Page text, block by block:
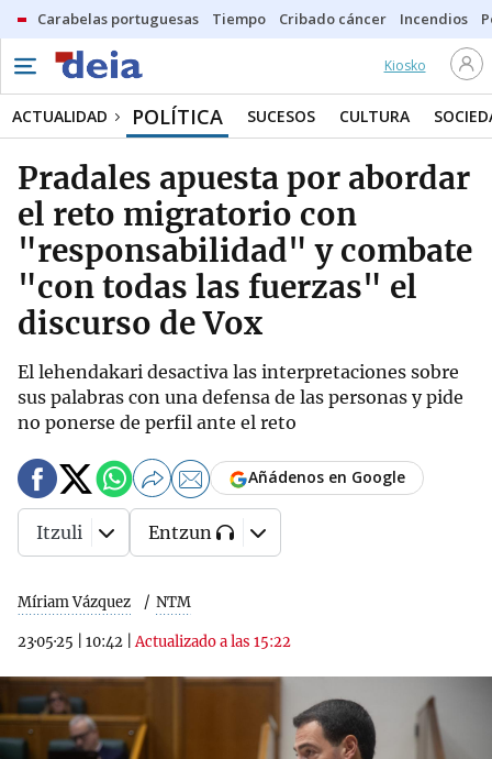
Carabelas portuguesas Tiempo Cribado cáncer Incendios
Kiosko
ACTUALIDAD POLÍTICA SUCESOS CULTURA
Pradales apuesta por abordar
el reto migratorio con
"responsabilidad" y combate
"con todas las fuerzas" el
discurso de Vox
El lehendakari desactiva las interpretaciones sobre
sus palabras con una defensa de las personas y pide
no ponerse de perfil ante el reto
Míriam Vázquez NTM
23·05·25 10:42 |Actualizado a las 15:22
Añádenos en Google
Itzuli Entzun